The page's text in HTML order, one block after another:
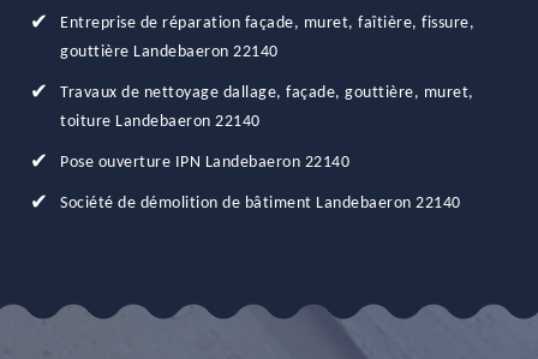
Entreprise de réparation façade, muret, faîtière, fissure,
gouttière Landebaeron 22140
Travaux de nettoyage dallage, façade, gouttière, muret,
toiture Landebaeron 22140
Pose ouverture IPN Landebaeron 22140
Société de démolition de bâtiment Landebaeron 22140